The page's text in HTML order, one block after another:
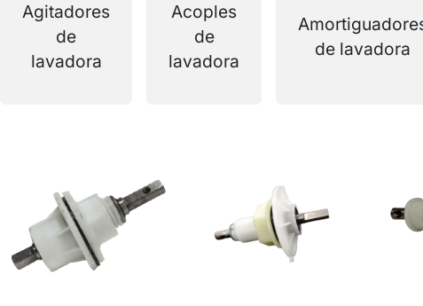
Agitadores
de
lavadora
Acoples
de
lavadora
de lavadora